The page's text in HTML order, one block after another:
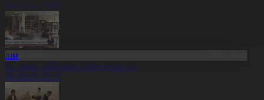
20:18
оқып, 600 мың теңге ұтып ал
20:17